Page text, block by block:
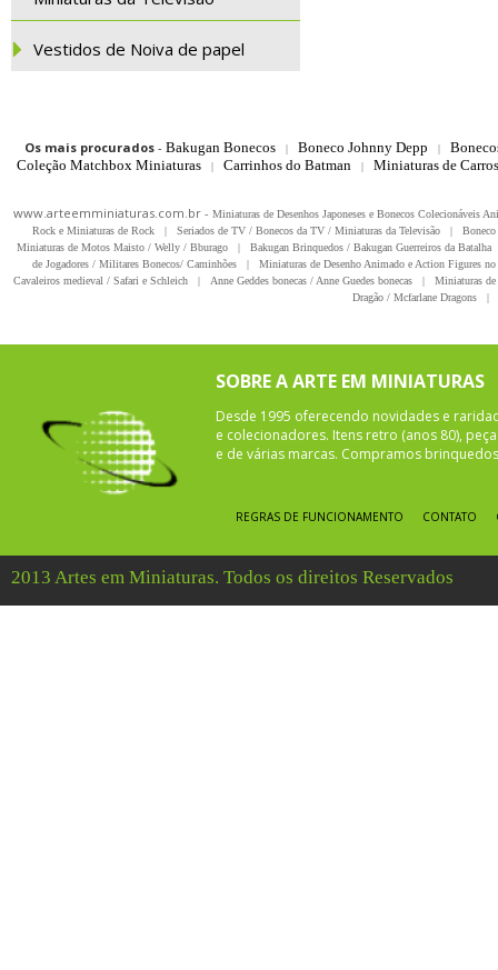
Vestidos de Noiva de papel
Os mais procurados- Bakugan Bonecos | Boneco Johnny Depp |
Coleção Matchbox Miniaturas
| Carrinhos do Batman | Miniaturas de
www.arteemminiaturas.com.br - Miniaturas de Desenhos Japoneses e Bonecos Colecionáveis
Rock e Miniaturas de Rock
| Seriados de TV / Bonecos da TV / Miniaturas da Televisão |
Miniaturas de Motos Maisto / Welly / Bburago
| Bakugan Brinquedos / Bakugan Guerreiros da Batalha
de Jogadores / Militares Bonecos/ Caminhões
|
Miniaturas de Desenho Animado e Action Figures
Cavaleiros medieval / Safari e Schleich
| Anne Geddes bonecas / Anne Guedes bonecas |
Miniaturas
Dragão / Mcfarlane Dragons
|
SOBRE A ARTE EM MINIATURAS
Desde 1995 oferecendo novidades e
e colecionadores. Itens retro (anos 80),
e de várias marcas. Compramos
REGRAS DE FUNCIONAMENTO CONTATO
2013 Artes em Miniaturas. Todos os direitos Reservados